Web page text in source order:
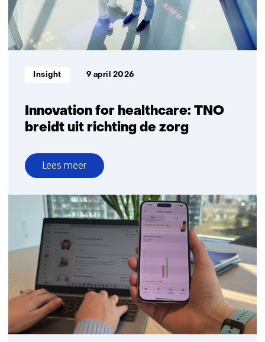
veiligheid
van
sensoren
en
centraal
Innovation for healthcare: TNO
breidt uit richting de zorg
Informatietype:
Insight 9 april 2026
Lees meer
over
Innovation
for
healthcare:
TNO
breidt
richting
de
zorg